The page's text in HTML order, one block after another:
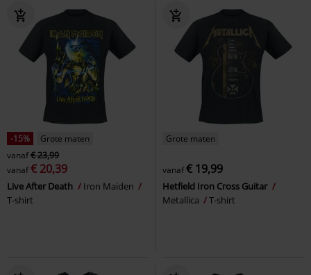
-15%
Grote maten
vanaf€ 23,99
vanaf€ 20,39
Live After Death
Iron Maiden
T-shirt
Grote maten
vanaf€ 19,99
Hetfield Iron Cross Guitar
Metallica
T-shirt